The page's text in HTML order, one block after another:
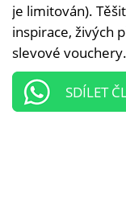
je limitován).
inspirace, živých
slevové vouchery.
SDÍLET